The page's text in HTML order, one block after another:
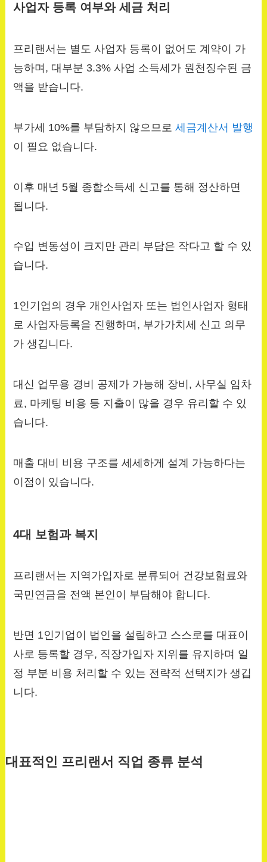
사업자 등록 여부와 세금 처리
프리랜서는 별도 사업자 등록이 없어도 계약이 가
능하며, 대부분 3.3% 사업 소득세가 원천징수된 금
액을 받습니다.
부가세 10%를 부담하지 않으므로세금계산서 발행
이 필요 없습니다.
이후 매년 5월 종합소득세 신고를 통해 정산하면
됩니다.
수입 변동성이 크지만 관리 부담은 작다고 할 수 있
습니다.
1인기업의 경우 개인사업자 또는 법인사업자 형태
로 사업자등록을 진행하며, 부가가치세 신고 의무
가 생깁니다.
대신 업무용 경비 공제가 가능해 장비, 사무실 임차
료, 마케팅 비용 등 지출이 많을 경우 유리할 수 있
습니다.
매출 대비 비용 구조를 세세하게 설계 가능하다는
이점이 있습니다.
4대 보험과 복지
프리랜서는 지역가입자로 분류되어 건강보험료와
국민연금을 전액 본인이 부담해야 합니다.
반면 1인기업이 법인을 설립하고 스스로를 대표이
사로 등록할 경우, 직장가입자 지위를 유지하며 일
정 부분 비용 처리할 수 있는 전략적 선택지가 생깁
니다.
대표적인 프리랜서 직업 종류 분석